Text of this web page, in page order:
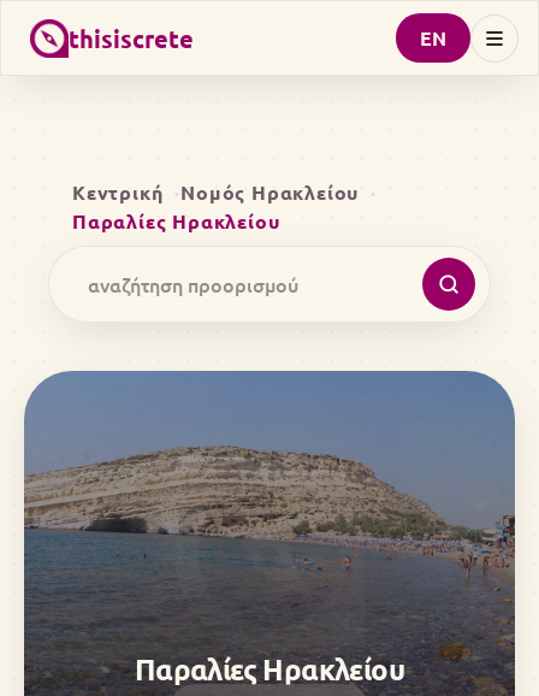
thisiscrete EN
Κεντρική
Νομός Ηρακλείου
Παραλίες Ηρακλείου
Παραλίες Ηρακλείου